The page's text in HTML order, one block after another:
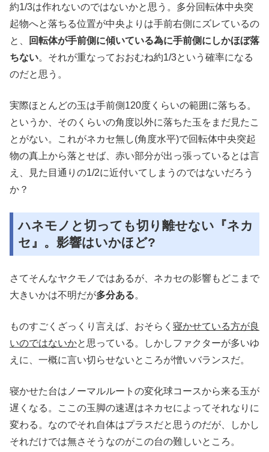
約1/3は作れないのではないかと思う。多分回転体中央突
起物へと落ちる位置が中央よりは手前右側にズレているの
と、
回転体が手前側に傾いている為に手前側にしかほぼ落
ちない。それが重なっておおむね約1/3という確率になる
のだと思う。
実際ほとんどの玉は手前側120度くらいの範囲に落ちる。
というか、そのくらいの角度以外に落ちた玉をまだ見たこ
とがない。これがネカセ無し(角度水平)で回転体中央突起
物の真上から落とせば、赤い部分が出っ張っているとは言
え、見た目通りの1/2に近付いてしまうのではないだろう
か？
ハネモノと切っても切り離せない『ネカ
セ』。影響はいかほど?
さてそんなヤクモノではあるが、ネカセの影響もどこまで
大きいかは不明だが多分ある。
ものすごくざっくり言えば、おそらく 寝かせている方が良
いのではないかと思っている。しかしファクターが多いゆ
えに、一概に言い切らせないところが憎いバランスだ。
寝かせた台はノーマルルートの変化球コースから来る玉が
遅くなる。ここの玉脚の速遅はネカセによってそれなりに
変わる。なのでそれ自体はプラスだと思うのだが、しかし
それだけでは無さそうなのがこの台の難しいところ。